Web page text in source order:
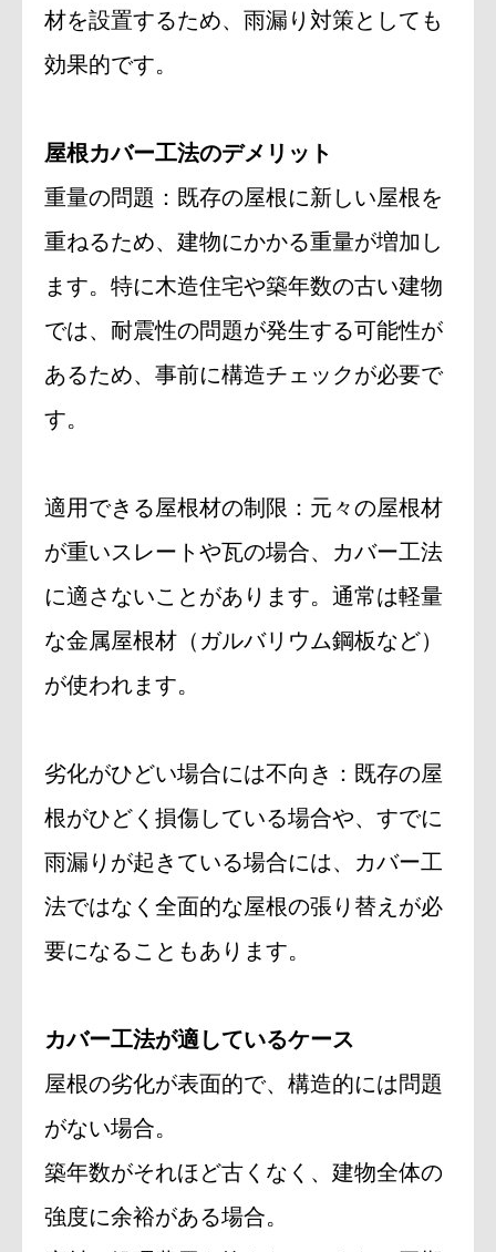
材を設置するため、雨漏り対策としても
効果的です。
屋根カバー工法のデメリット
重量の問題：既存の屋根に新しい屋根を
重ねるため、建物にかかる重量が増加し
ます。特に木造住宅や築年数の古い建物
では、耐震性の問題が発生する可能性が
あるため、事前に構造チェックが必要で
す。
適用できる屋根材の制限：元々の屋根材
が重いスレートや瓦の場合、カバー工法
に適さないことがあります。通常は軽量
な金属屋根材（ガルバリウム鋼板など）
が使われます。
劣化がひどい場合には不向き：既存の屋
根がひどく損傷している場合や、すでに
雨漏りが起きている場合には、カバー工
法ではなく全面的な屋根の張り替えが必
要になることもあります。
カバー工法が適しているケース
屋根の劣化が表面的で、構造的には問題
がない場合。
築年数がそれほど古くなく、建物全体の
強度に余裕がある場合。